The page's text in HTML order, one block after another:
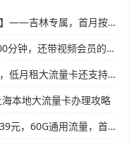
广电飞晚卡【39元60G通用流量】——吉林专属，首月按天折算，流量充足不踩坑
江西电信省内卡：39元480G+200分钟，还带视频会员的大流量卡
陕西广电卡：39元60G通用流量，低月租大流量卡还支持结转
本地大流量卡办理攻略
广电飞澜卡【39元60G】：月租39元，60G通用流量，首月免费真香！